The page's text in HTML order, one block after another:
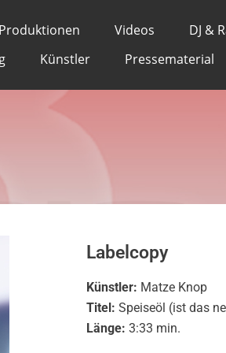
Produktionen Videos
DJ &
Künstler Pressematerial
(ist
Labelcopy
Künstler: Matze Knop
Titel: Speiseöl (ist das
Länge:3:33 min.